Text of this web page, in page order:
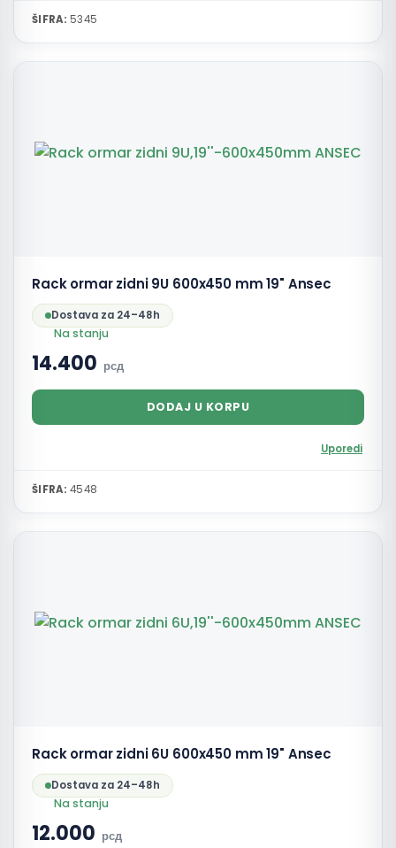
ŠIFRA: 5345
Rack ormar zidni 9U 600x450 mm 19" Ansec
Dostava za 24–48h
Na stanju
14.400 рсд
DODAJ U KORPU
Uporedi
ŠIFRA: 4548
Rack ormar zidni 6U 600x450 mm 19" Ansec
Dostava za 24–48h
Na stanju
12.000 рсд